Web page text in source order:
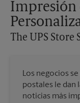
Impresión
The UPS Store
Los negocios
postales le dan
noticias más